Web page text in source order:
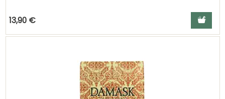
13,90 € Ajouter